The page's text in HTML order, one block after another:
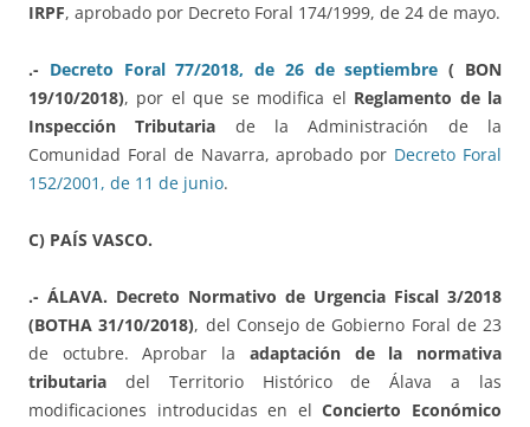
IRPF, aprobado por Decreto Foral 174/1999, de 24 de mayo.
.- Decreto Foral 77/2018, de 26 de septiembre ( BON
19/10/2018), por el que se modifica el Reglamento de la
Inspección Tributaria de la Administración de la
Comunidad Foral de Navarra, aprobado por Decreto Foral
152/2001, de 11 de junio.
C) PAÍS VASCO.
.- ÁLAVA. Decreto Normativo de Urgencia Fiscal 3/2018
(BOTHA 31/10/2018), del Consejo de Gobierno Foral de 23
de octubre. Aprobar la adaptación de la normativa
tributaria del Territorio Histórico de Álava a las
modificaciones introducidas en elConcierto Económico